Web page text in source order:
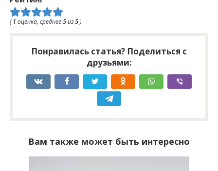
(1 оценка, среднее5из5)
Понравилась статья? Поделиться с
друзьями:
Вам также может быть интересно